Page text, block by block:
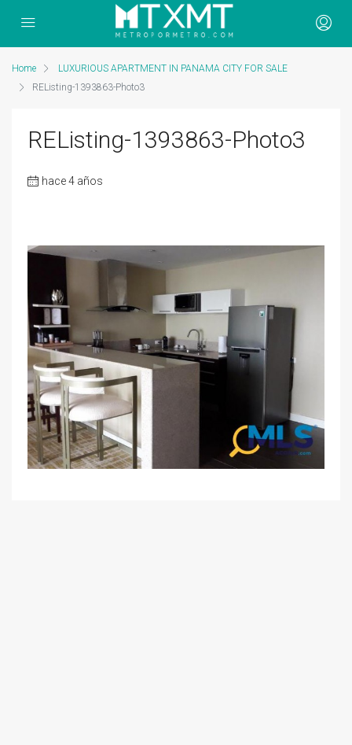
Home
LUXURIOUS APARTMENT IN PANAMA CITY FOR SALE
REListing-1393863-Photo3
REListing-1393863-Photo3
hace 4 años